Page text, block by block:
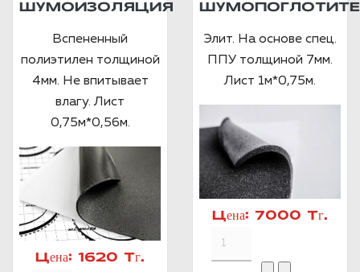
ШУМОИЗОЛЯЦИЯ
Вспененный
полиэтилен толщиной
4мм. Не впитывает
влагу. Лист
0,75м*0,56м.
Цена: 1620 Тг.
Элит. На основе спец.
ППУ толщиной 7мм.
Лист 1м*0,75м.
Цена: 7000 Тг.